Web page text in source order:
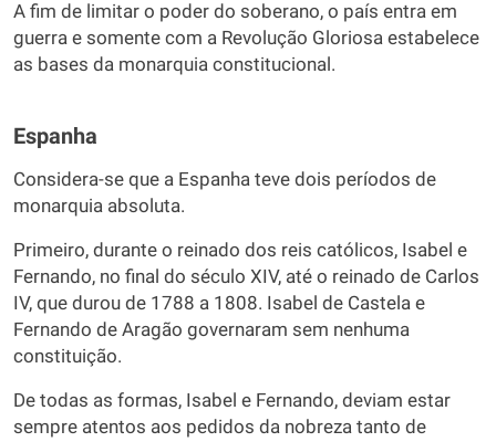
A fim de limitar o poder do soberano, o país entra em
guerra e somente com a Revolução Gloriosa estabelece
as bases da monarquia constitucional.
Espanha
Considera-se que a Espanha teve dois períodos de
monarquia absoluta.
Primeiro, durante o reinado dos reis católicos, Isabel e
Fernando, no final do século XIV, até o reinado de Carlos
IV, que durou de 1788 a 1808. Isabel de Castela e
Fernando de Aragão governaram sem nenhuma
constituição.
De todas as formas, Isabel e Fernando, deviam estar
sempre atentos aos pedidos da nobreza tanto de